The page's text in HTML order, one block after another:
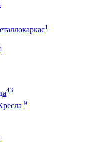
1
1
43
9